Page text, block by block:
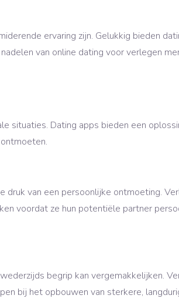
ervaring zijn. Gelukkig bieden
van online dating voor verlegen
situaties. Dating apps bieden een
van een persoonlijke ontmoeting.
voordat ze hun potentiële partner
begrip kan vergemakkelijken.
bij het opbouwen van sterkere,